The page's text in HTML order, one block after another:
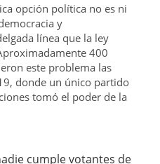
opción política no es ni
y
línea que la ley
400
este problema las
donde un único partido
tomó el poder de la